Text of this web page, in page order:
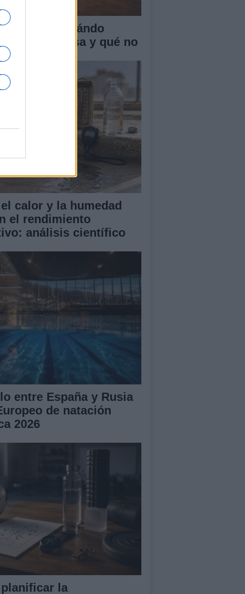
el fútbol: cuándo
qué revisa y qué no
calor y la humedad
el rendimiento
análisis científico
entre España y Rusia
de natación
2026
planificar la